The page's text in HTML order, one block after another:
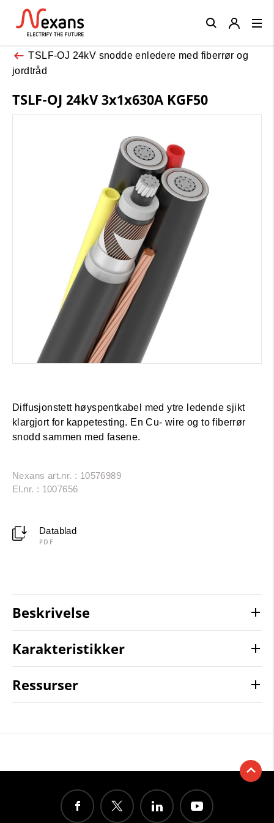
TSLF-OJ 24kV snodde enledere med fiberrør og
jordtråd
TSLF-OJ 24kV 3x1x630A KGF50
Diffusjonstett høyspentkabel med ytre ledende sjikt
klargjort for kappetesting. En Cu- wire og to fiberrør
snodd sammen med fasene.
Nexans art.nr. : 10576989
El.nr. : 1007656
Datablad
PDF
Beskrivelse
Karakteristikker
Ressurser
Close